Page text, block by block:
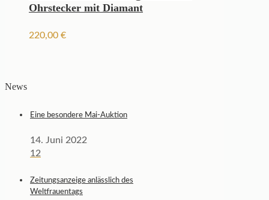
Ohrstecker mit Diamant
220,00 €
News
Eine besondere Mai-Auktion
14. Juni 2022
12
Zeitungsanzeige anlässlich des
Weltfrauentags